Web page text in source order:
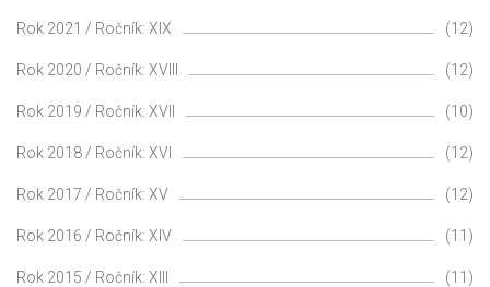
Rok 2021 / Ročník: XIX (12)
Rok 2020 / Ročník: XVIII (12)
Rok 2019 / Ročník: XVII (10)
Rok 2018 / Ročník: XVI (12)
Rok 2017 / Ročník: XV (12)
Rok 2016 / Ročník: XIV (11)
Rok 2015 / Ročník: XIII (11)